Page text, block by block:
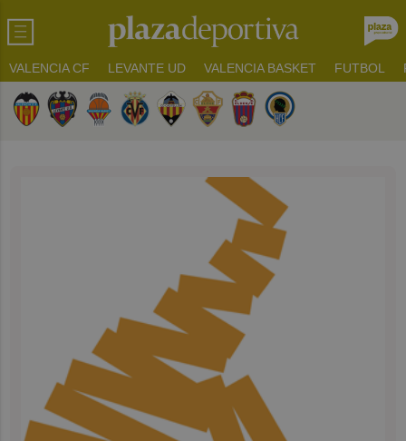
VALENCIA CF LEVANTE UD VALENCIA BASKET FUTBOL